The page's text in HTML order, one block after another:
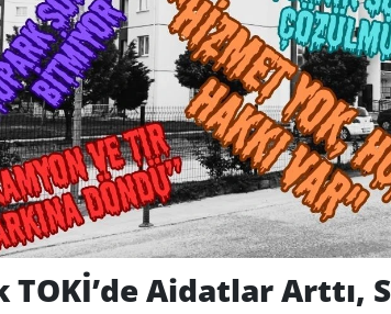
TOKİ’de Aidatlar Arttı,